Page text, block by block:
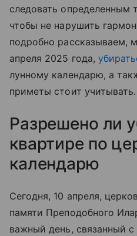
следовать определенным
чтобы не нарушить
подробно рассказываем,
апреля 2025 года,
лунному календарю, а
приметы стоит учитывать.
Разрешено ли
квартире по
календарю
Сегодня, 10 апреля,
памяти Преподобного
важный день, связанный